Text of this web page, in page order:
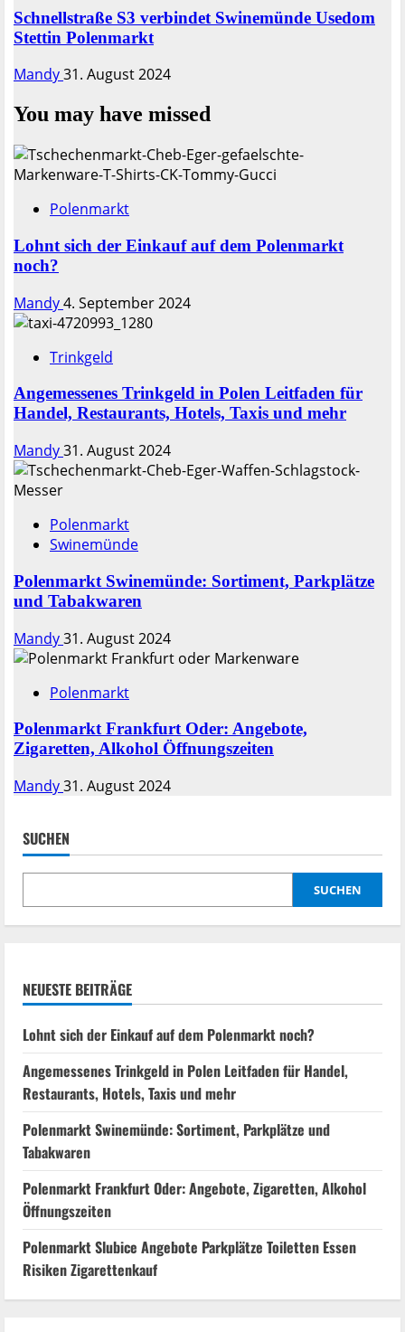
SUCHEN
SUCHEN
NEUESTE BEITRÄGE
Lohnt sich der Einkauf auf dem Polenmarkt noch?
Angemessenes Trinkgeld in Polen Leitfaden für Handel,
Restaurants, Hotels, Taxis und mehr
Polenmarkt Swinemünde: Sortiment, Parkplätze und
Tabakwaren
Polenmarkt Frankfurt Oder: Angebote, Zigaretten, Alkohol
Öffnungszeiten
Polenmarkt Slubice Angebote Parkplätze Toiletten Essen
Risiken Zigarettenkauf